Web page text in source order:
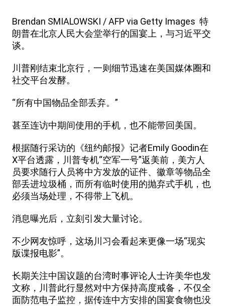
Brendan SMIALOWSKI / AFP via Getty Images 特
朗普在北京人民大会堂举行的国宴上，与习近平交
谈。
川普刚结束北京行，一则细节迅速在美国媒体圈和
社交平台发酵。
“所有中国物品全部丢弃。”
甚至连访中期间使用的手机，也不能带回美国。
根据随行采访的《纽约邮报》记者Emily Goodin在
X平台透露，川普专机“空军一号”返美前，美方人
员要求随行人员将中方发放的证件、徽章等物品全
部丢进垃圾桶，而所有临时使用的抛弃式手机，也
必须当场处理，不得带上飞机。
消息曝光后，立刻引发大量讨论。
不少网友惊呼，这场川习会看起来更像一场“现实
版谍报电影”。
长期关注中国议题的台湾时事评论人士许美华也发
文称，川普此行显然对中方保持高度戒备，不仅全
面防范电子监控，据传连中方安排的国宴食物也没